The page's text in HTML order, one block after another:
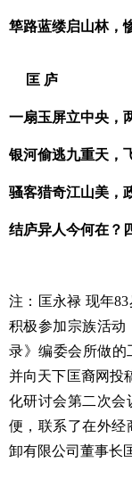
筚路蓝缕启山林，
匡 庐
一扇玉屏立中央，
银河偷逃九重天，
骚客猎奇江山美，
结庐异人今何在？
注：匡永禄 现年
积极参加宗族活动
录》编委会所做的
并向天下匡裔网投
化研讨会第二次会
便，联系了在外经
卸有限公司董事长